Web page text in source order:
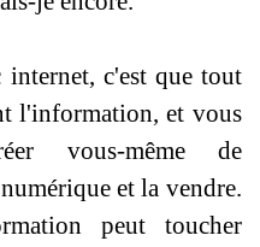
c'est que tout
l'information, et vous
vous‐même de
et la vendre.
peut toucher